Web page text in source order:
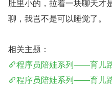
肚里小的，拉着一块聊天才
聊，我岂不是可以睡觉了。
相关主题：
程序员陪娃系列——育儿
程序员陪娃系列——育儿